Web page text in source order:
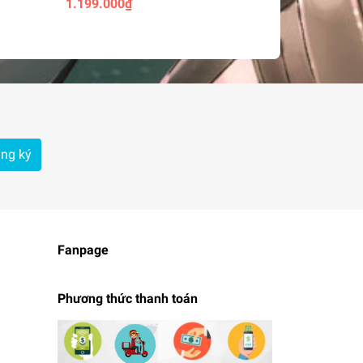
Thend ANnA
1.199.000₫
Of Fighters
1.899.000₫
ký
Fanpage
Phương thức thanh toán